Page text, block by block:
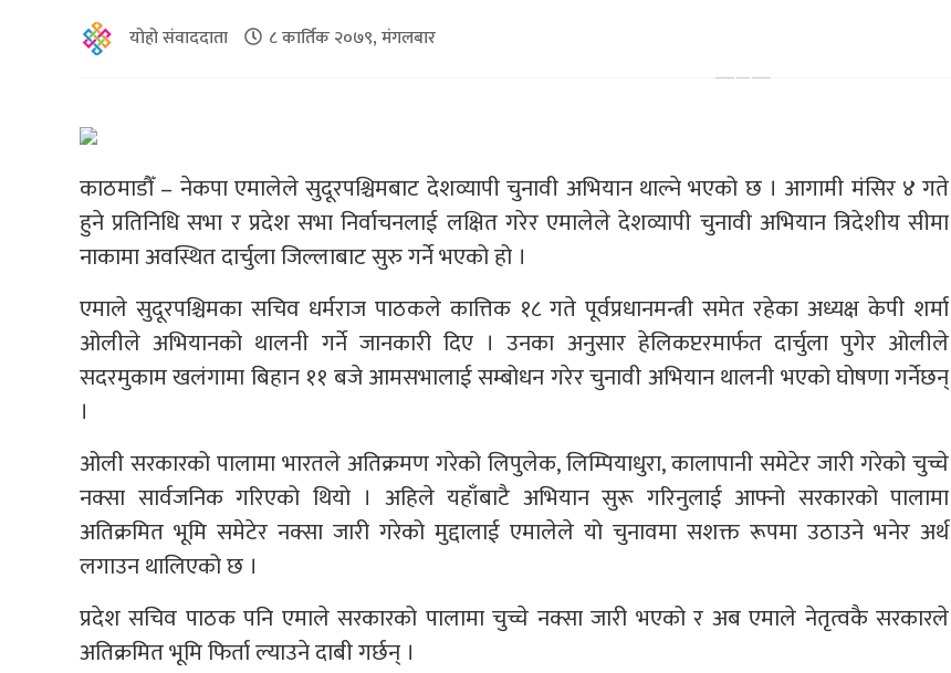
योहो संवाददाता ८ कार्तिक २०७९, मंगलबार
काठमाडौँ – नेकपा एमालेले सुदूरपश्चिमबाट देशव्यापी चुनावी अभियान थाल्ने भएको छ । आगामी मंसिर ४ गते
हुने प्रतिनिधि सभा र प्रदेश सभा निर्वाचनलाई लक्षित गरेर एमालेले देशव्यापी चुनावी अभियान त्रिदेशीय सीमा
नाकामा अवस्थित दार्चुला जिल्लाबाट सुरु गर्ने भएको हो ।
एमाले सुदूरपश्चिमका सचिव धर्मराज पाठकले कात्तिक १८ गते पूर्वप्रधानमन्त्री समेत रहेका अध्यक्ष केपी शर्मा
ओलीले अभियानको थालनी गर्ने जानकारी दिए । उनका अनुसार हेलिकप्टरमार्फत दार्चुला पुगेर ओलीले
सदरमुकाम खलंगामा बिहान ११ बजे आमसभालाई सम्बोधन गरेर चुनावी अभियान थालनी भएको घोषणा गर्नेछन्
।
ओली सरकारको पालामा भारतले अतिक्रमण गरेको लिपुलेक, लिम्पियाधुरा, कालापानी समेटेर जारी गरेको चुच्चे
नक्सा सार्वजनिक गरिएको थियो । अहिले यहाँबाटै अभियान सुरू गरिनुलाई आफ्नो सरकारको पालामा
अतिक्रमित भूमि समेटेर नक्सा जारी गरेको मुद्दालाई एमालेले यो चुनावमा सशक्त रूपमा उठाउने भनेर अर्थ
लगाउन थालिएको छ ।
प्रदेश सचिव पाठक पनि एमाले सरकारको पालामा चुच्चे नक्सा जारी भएको र अब एमाले नेतृत्वकै सरकारले
अतिक्रमित भूमि फिर्ता ल्याउने दाबी गर्छन् ।